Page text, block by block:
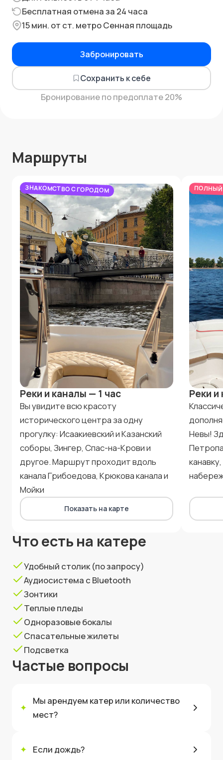
Бесплатная отмена за 24 часа
15 мин. от ст. метро Сенная площадь
Забронировать
Сохранить к себе
Бронирование по предоплате 20%
Маршруты
Реки и каналы — 1 час
Вы увидите всю красоту
исторического центра за одну
прогулку: Исаакиевский и Казанский
соборы, Зингер, Спас-на-Крови и
другое. Маршрут проходит вдоль
канала Грибоедова, Крюкова канала и
Мойки
ЗНАКОМСТВО С ГОРОДОМ
Показать на карте
Реки и
Невы!
ПОЛНЫЙ
Что есть на катере
Удобный столик (по запросу)
Аудиосистема с Bluetooth
Зонтики
Теплые пледы
Одноразовые бокалы
Спасательные жилеты
Подсветка
Частые вопросы
✦
Мы арендуем катер или количество
мест?
✦ Если дождь?